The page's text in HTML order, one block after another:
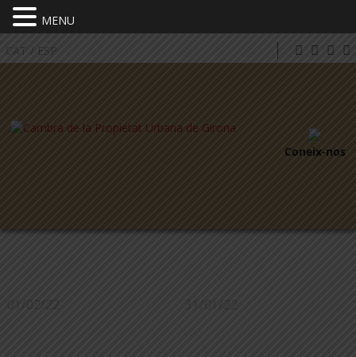
CAT / ESP
Coneix-nos
01/02/22 31/01/22
MENU